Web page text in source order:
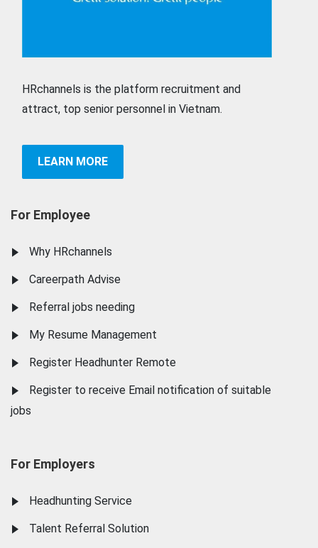
HRchannels is the platform recruitment and
attract, top senior personnel in Vietnam.
LEARN MORE
For Employee
Why HRchannels
Careerpath Advise
Referral jobs needing
My Resume Management
Register Headhunter Remote
Register to receive Email notification of suitable
jobs
For Employers
Headhunting Service
Talent Referral Solution